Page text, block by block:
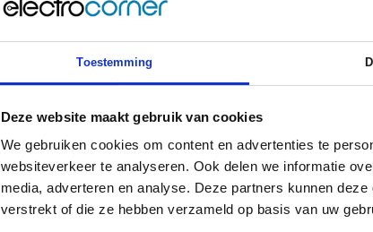
Toestemming
Deze website maakt gebruik van cookies
We gebruiken cookies om content en advertenties te
websiteverkeer te analyseren. Ook delen we informatie
media, adverteren en analyse. Deze partners kunnen
verstrekt of die ze hebben verzameld op basis van uw
8
Ja
AMD Radeon
-